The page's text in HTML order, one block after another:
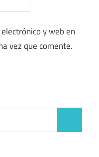
y web en
vez que comente.